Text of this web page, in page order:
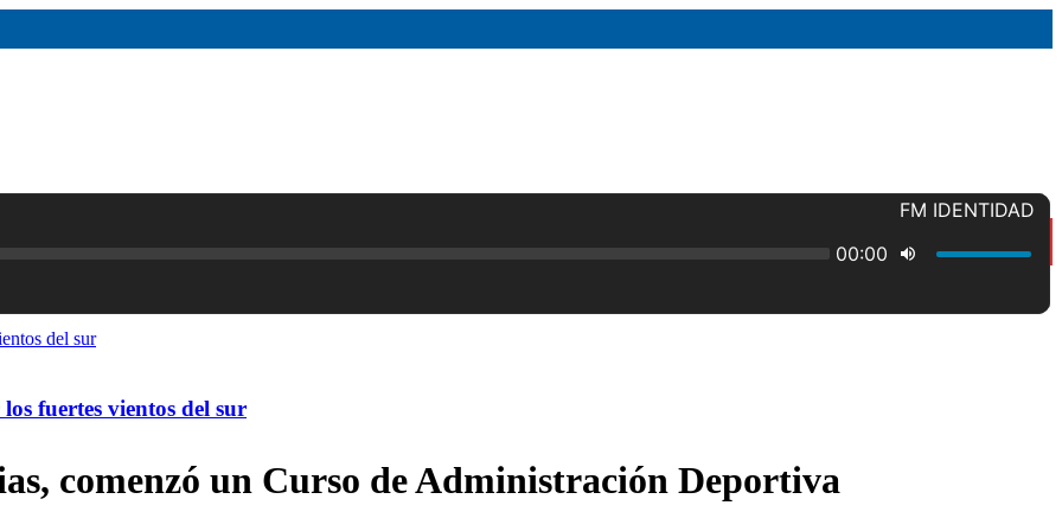
fuertes vientos del sur
comenzó un Curso de Administración Deportiva